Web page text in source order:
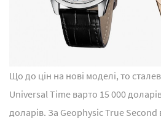
Що до цін на нові моделі, то
Universal Time варто 15 000
доларів. За Geophysic True Second